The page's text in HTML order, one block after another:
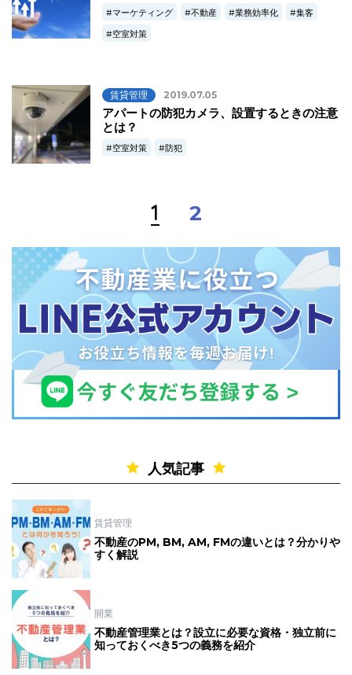
マーケティング 不動産 業務効率化
集客
空室対策
賃貸管理 2019.07.05
アパートの防犯カメラ、設置するときの注意
とは？
空室対策 防犯
1 2
人気記事
賃貸管理
不動産のPM, BM, AM, FMの違いとは？分かりや
すく解説
開業
不動産管理業とは？設立に必要な資格・独立前に
知っておくべき5つの義務を紹介